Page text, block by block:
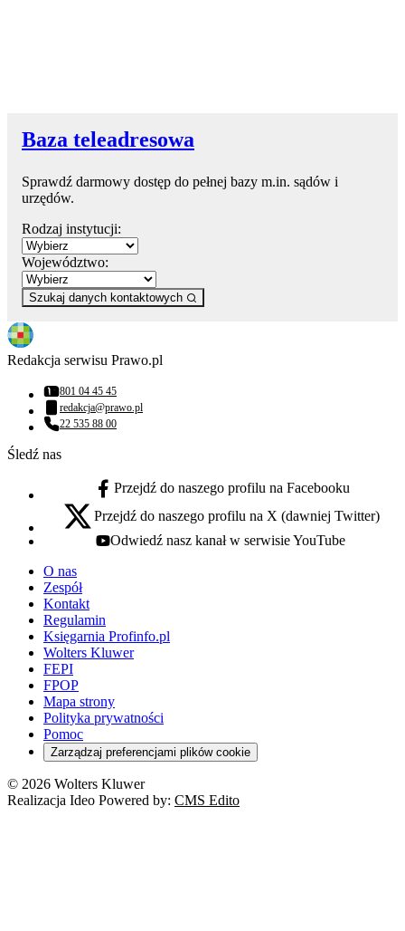
Baza teleadresowa
Sprawdź darmowy dostęp do pełnej bazy m.in. sądów i
urzędów.
Rodzaj instytucji:
Województwo:
Szukaj danych kontaktowych
Redakcja serwisu Prawo.pl
Numer telefonu:
801 04 45 45
Adres email:
redakcja@prawo.pl
Numer telefonu:
22 535 88 00
Śledź nas
facebook - otwiera się w nowej karcie
Przejdź do naszego profilu na Facebooku
x - otwiera się w nowej karcie
Przejdź do naszego profilu na X (dawniej Twitter)
youtube - otwiera się w nowej karcie
Odwiedź nasz kanał w serwisie YouTube
O nas
Zespół
Kontakt
Regulamin
Księgarnia Profinfo.pl
Wolters Kluwer
FEPI
FPOP
Mapa strony
Polityka prywatności
Pomoc
Zarządzaj preferencjami plików cookie
© 2026 Wolters Kluwer
Realizacja Ideo Powered by: CMS Edito